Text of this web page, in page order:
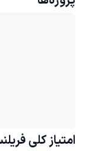
امتیاز کلی